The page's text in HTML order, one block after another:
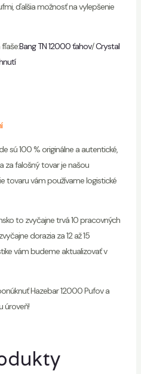
ďalšia možnosť na vylepšenie
Bang TN 12000 ťahov/Crystal
sú 100 % originálne a autentické,
za falošný tovar je našou
tovaru vám používame logistické
to zvyčajne trvá 10 pracovných
dorazia za 12 až 15
vám budeme aktualizovať v
Hazebar 12000 Pufov a
úroveň!